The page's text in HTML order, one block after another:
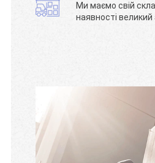
Ми маємо свій
наявності